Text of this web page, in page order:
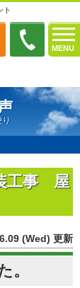
MENU
ト
工事 屋
(Wed) 更新
。